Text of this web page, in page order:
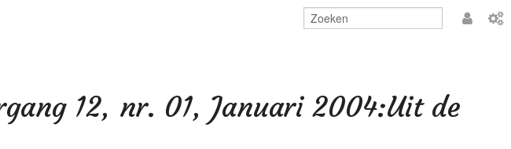
12, nr. 01, Januari 2004:Uit de